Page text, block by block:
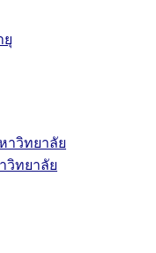
ยุ
าวิทยาลัย
วิทยาลัย